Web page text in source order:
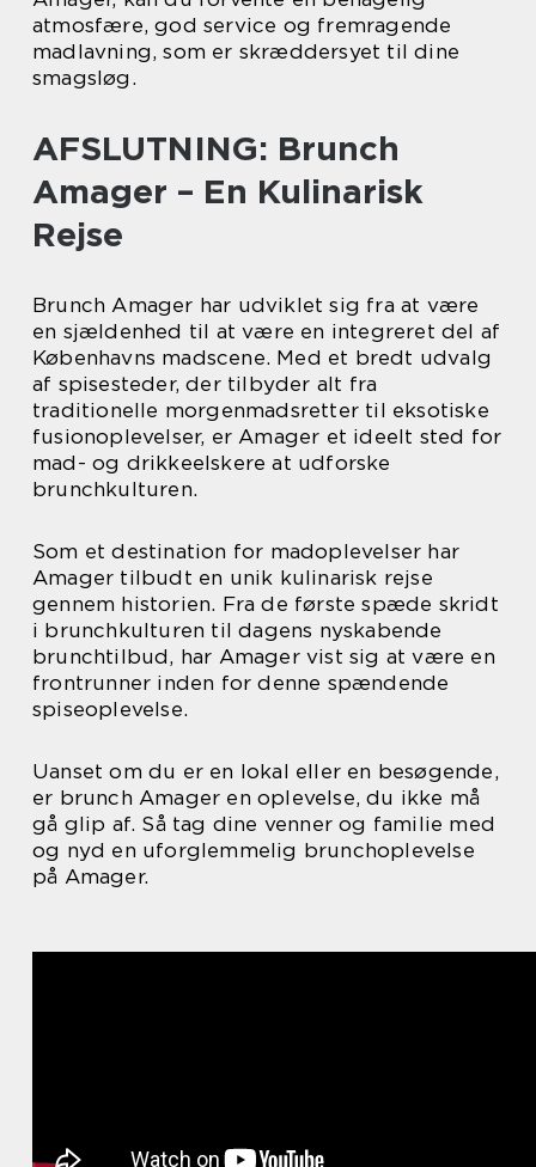
atmosfære, god service og fremragende
madlavning, som er skræddersyet til dine
smagsløg.
AFSLUTNING: Brunch
Amager – En Kulinarisk
Rejse
Brunch Amager har udviklet sig fra at være
en sjældenhed til at være en integreret del af
Københavns madscene. Med et bredt udvalg
af spisesteder, der tilbyder alt fra
traditionelle morgenmadsretter til eksotiske
fusionoplevelser, er Amager et ideelt sted for
mad- og drikkeelskere at udforske
brunchkulturen.
Som et destination for madoplevelser har
Amager tilbudt en unik kulinarisk rejse
gennem historien. Fra de første spæde skridt
i brunchkulturen til dagens nyskabende
brunchtilbud, har Amager vist sig at være en
frontrunner inden for denne spændende
spiseoplevelse.
Uanset om du er en lokal eller en besøgende,
er brunch Amager en oplevelse, du ikke må
gå glip af. Så tag dine venner og familie med
og nyd en uforglemmelig brunchoplevelse
på Amager.